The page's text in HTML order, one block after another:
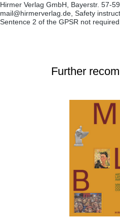
Hirmer Verlag GmbH, Bayerstr. 57-
mail@hirmerverlag.de, Safety
Sentence 2 of the GPSR not required.
Further